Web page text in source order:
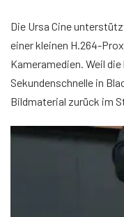
Die Ursa Cine
einer kleinen H.264-
Kameramedien. Weil
Sekundenschnelle in
Bildmaterial zurück im